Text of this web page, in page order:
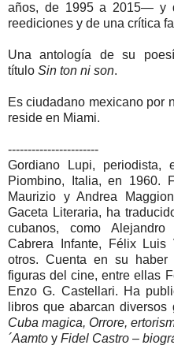
años, de 1995 a 2015— y
reediciones y de una crítica
Una antología de su
título Sin ton ni son.
Es ciudadano mexicano por
reside en Miami.
-----------------------
Gordiano Lupi, periodista,
Piombino, Italia, en 1960.
Maurizio y Andrea
Gaceta Literaria, ha
cubanos, como Alejandro
Cabrera Infante, Félix
otros. Cuenta en su
figuras del cine, entre ellas
Enzo G. Castellari. Ha
libros que abarcan diversos
Cuba magica, Orrore,
´Aamto y Fidel Castro –